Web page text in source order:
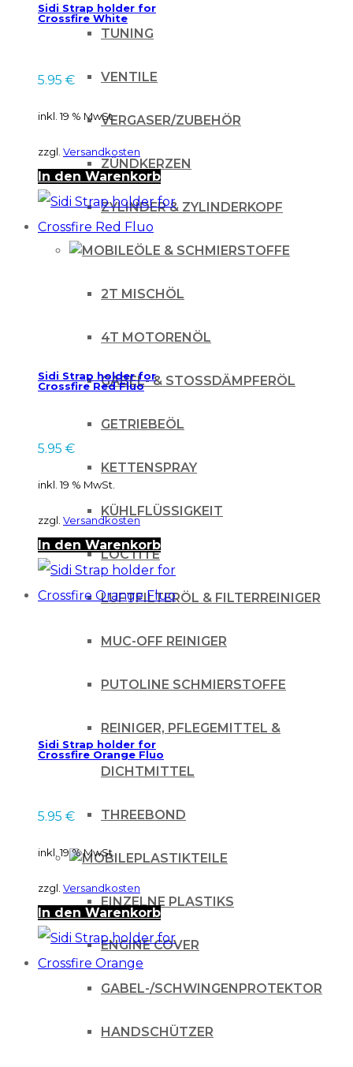
TUNING
VENTILE
VERGASER/ZUBEHÖR
ZÜNDKERZEN
ZYLINDER & ZYLINDERKOPF
ÖLE & SCHMIERSTOFFE
2T MISCHÖL
4T MOTORENÖL
GABEL- & STOSSDÄMPFERÖL
GETRIEBEÖL
KETTENSPRAY
KÜHLFLÜSSIGKEIT
LOCTITE
LUFTFILTERÖL & FILTERREINIGER
MUC-OFF REINIGER
PUTOLINE SCHMIERSTOFFE
REINIGER, PFLEGEMITTEL &
DICHTMITTEL
THREEBOND
PLASTIKTEILE
EINZELNE PLASTIKS
ENGINE COVER
GABEL-/SCHWINGENPROTEKTOR
HANDSCHÜTZER
Sidi Strap holder for
Crossfire White
5.95 €
inkl. 19 % MwSt.
zzgl. Versandkosten
In den Warenkorb
Sidi Strap holder for
Crossfire Red Fluo
5.95 €
inkl. 19 % MwSt.
zzgl. Versandkosten
In den Warenkorb
Sidi Strap holder for
Crossfire Orange Fluo
5.95 €
inkl. 19 % MwSt.
zzgl. Versandkosten
In den Warenkorb